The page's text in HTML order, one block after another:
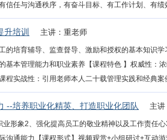
信任与沟通秩序，有奋斗目标、有工作计划、有
升培训 主讲：重老师
的培育辅导、监查督导、激励和授权的基本知识
基本管理能力和职业素养【课程特色 】权威性：
程实战性：引用老师本人二十载管理实践和经典
--培养职业化精英、打造职业化团队 主
业形象2、强化提高员工的敬业精神以及工作责任
沟通能力【课程形式】视频观赏+小组研讨+互动